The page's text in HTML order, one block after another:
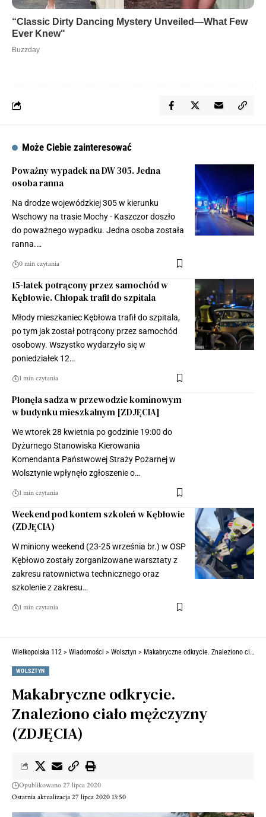
Może Ciebie zainteresować
Poważny wypadek na DW 305. Jedna
osoba ranna
Na drodze wojewódzkiej 305 w kierunku
Wschowy na trasie Mochy - Kaszczor doszło
do poważnego wypadku. Jedna osoba została
ranna.…
0 min czytania
15-latek potrącony przez samochód w
Kębłowie. Chłopak trafił do szpitala
Młody mieszkaniec Kębłowa trafił do szpitala,
po tym jak został potrącony przez samochód
osobowy. Wszystko wydarzyło się w
poniedziałek 12…
1 min czytania
Płonęła sadza w przewodzie kominowym
w budynku mieszkalnym [ZDJĘCIA]
We wtorek 28 kwietnia po godzinie 19:00 do
Dyżurnego Stanowiska Kierowania
Komendanta Państwowej Straży Pożarnej w
Wolsztynie wpłynęło zgłoszenie o…
1 min czytania
Weekend pod kontem szkoleń w Kębłowie
(ZDJĘCIA)
W miniony weekend (23-25 września br.) w OSP
Kębłowo zostały zorganizowane warsztaty z
zakresu ratownictwa technicznego oraz
szkolenie z zakresu…
1 min czytania
Wielkopolska 112 > Wiadomości > Wolsztyn > Makabryczne odkrycie. Znaleziono ciało mężczyzny (ZDJĘCIA)
WOLSZTYN
Makabryczne odkrycie.
Znaleziono ciało mężczyzny
(ZDJĘCIA)
Ostatnia aktualizacja 27 lipca 2020 13:50
Opublikowano 27 lipca 2020